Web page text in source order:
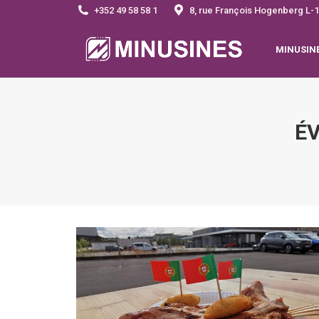
+352 49 58 58 1 8, rue François Hogenberg L-